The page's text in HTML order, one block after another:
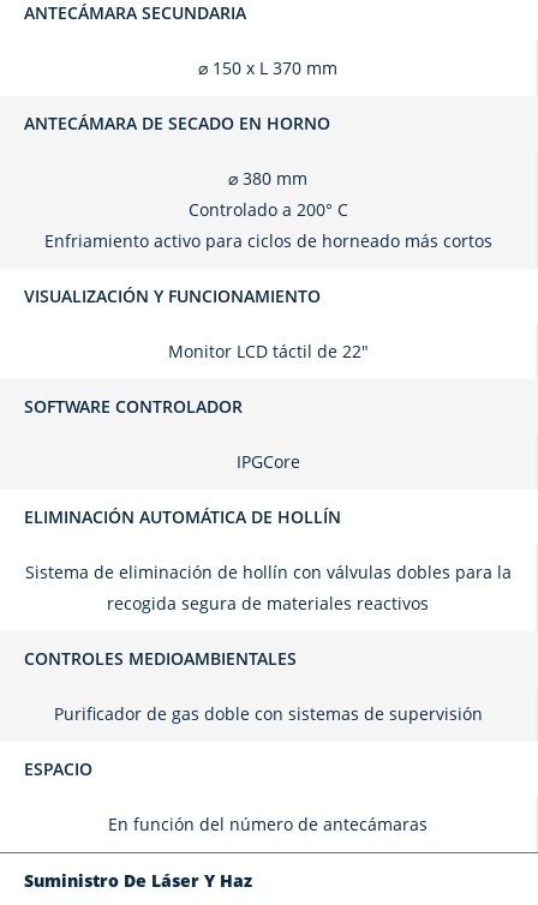
ANTECÁMARA SECUNDARIA
⌀ 150 x L 370 mm
ANTECÁMARA DE SECADO EN HORNO
⌀ 380 mm
Controlado a 200° C
Enfriamiento activo para ciclos de horneado más cortos
VISUALIZACIÓN Y FUNCIONAMIENTO
Monitor LCD táctil de 22"
SOFTWARE CONTROLADOR
IPGCore
ELIMINACIÓN AUTOMÁTICA DE HOLLÍN
Sistema de eliminación de hollín con válvulas dobles para la
recogida segura de materiales reactivos
CONTROLES MEDIOAMBIENTALES
Purificador de gas doble con sistemas de supervisión
ESPACIO
En función del número de antecámaras
Suministro De Láser Y Haz